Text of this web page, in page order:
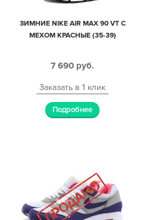
ЗИМНИЕ NIKE AIR MAX 90 VT С
МЕХОМ КРАСНЫЕ (35-39)
7 690 руб.
Заказать в 1 клик
Подробнее